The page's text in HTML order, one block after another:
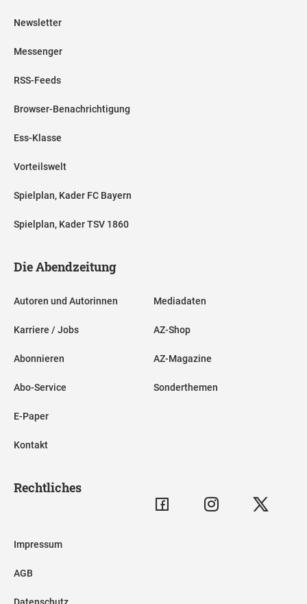
Newsletter
Messenger
RSS-Feeds
Browser-Benachrichtigung
Ess-Klasse
Vorteilswelt
Spielplan, Kader FC Bayern
Spielplan, Kader TSV 1860
Die Abendzeitung
Autoren und Autorinnen
Karriere / Jobs
Abonnieren
Abo-Service
E-Paper
Kontakt
Mediadaten
AZ-Shop
AZ-Magazine
Sonderthemen
Rechtliches
Impressum
AGB
Datenschutz